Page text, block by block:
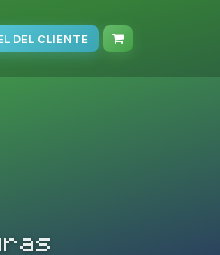
DEL CLIENTE